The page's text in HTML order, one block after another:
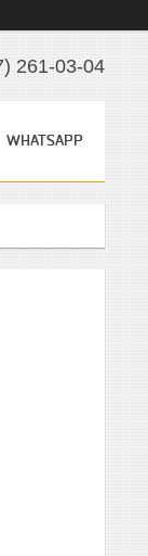
261-03-04
WHATSAPP